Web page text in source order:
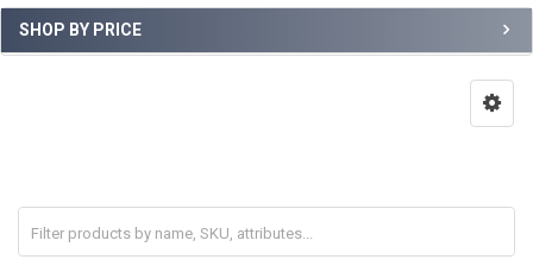
SHOP BY PRICE